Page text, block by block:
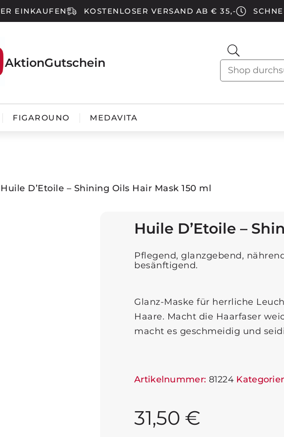
EINKAUFEN KOSTENLOSER VERSAND AB € 35,-
AktionGutschein
FIGAROUNO MEDAVITA
D’Etoile – Shining Oils Hair Mask 150 ml
Huile D’Etoile –
Pflegend, glanzgebend,
besänftigend.
Glanz-Maske für herrliche
Haare. Macht die Haarfaser
macht es geschmeidig und
Artikelnummer: 81224
31,50 €